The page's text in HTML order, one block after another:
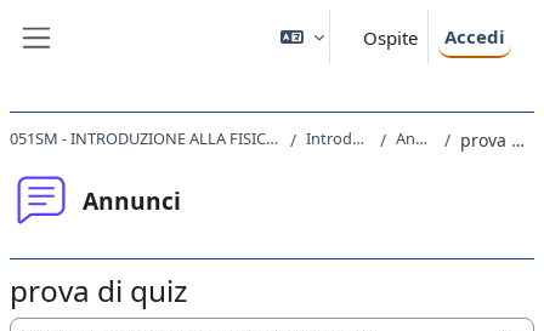
Ospite Accedi
051SM - INTRODUZIONE ALLA FISICA TEORICA 2019 Introduzione Annunci prova di quiz
Annunci
prova di quiz